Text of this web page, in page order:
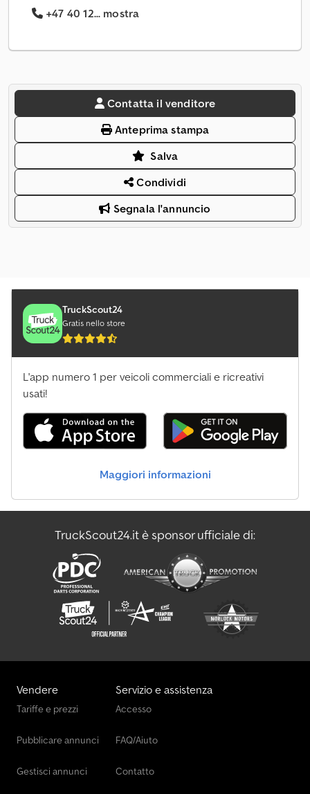
+47 40 12... mostra
Contatta il venditore
Anteprima stampa
Salva
Condividi
Segnala l'annuncio
TruckScout24
Gratis nello store
L'app numero 1 per veicoli commerciali e ricreativi
usati!
Maggiori informazioni
TruckScout24.it è sponsor ufficiale di:
Vendere
Tariffe e prezzi
Pubblicare annunci
Gestisci annunci
Servizio e assistenza
Accesso
FAQ/Aiuto
Contatto